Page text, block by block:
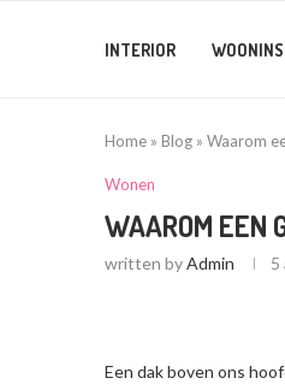
INTERIOR
Home » Blog » Waarom
Wonen
WAAROM EEN
written byAdmin 5
Een dak boven ons